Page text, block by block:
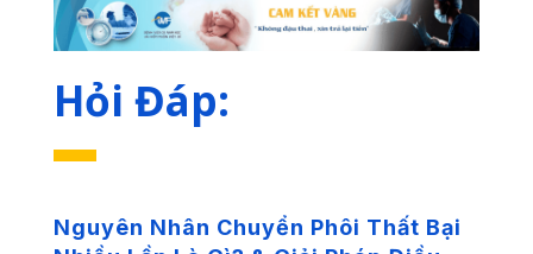
Hỏi Đáp:
Nguyên Nhân Chuyển Phôi Thất Bại